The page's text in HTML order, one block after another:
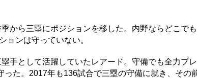
から三塁にポジションを移した。内野ならどこで
ョンは守っていない。
手として活躍していたレアード。守備でも全力プ
た。2017年も136試合で三塁の守備に就き、その